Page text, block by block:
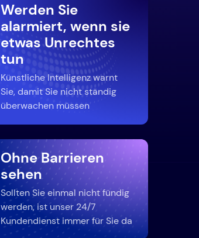
Werden Sie
alarmiert, wenn sie
etwas Unrechtes
tun
Künstliche Intelligenz warnt
Sie, damit Sie nicht ständig
überwachen müssen
Ohne Barrieren
sehen
Sollten Sie einmal nicht fündig
werden, ist unser 24/7
Kundendienst immer für Sie da